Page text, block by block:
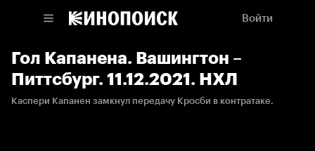
Войти
Гол Капанена. Вашингтон –
Питтсбург. 11.12.2021. НХЛ
Каспери Капанен замкнул передачу Кросби в контратаке.